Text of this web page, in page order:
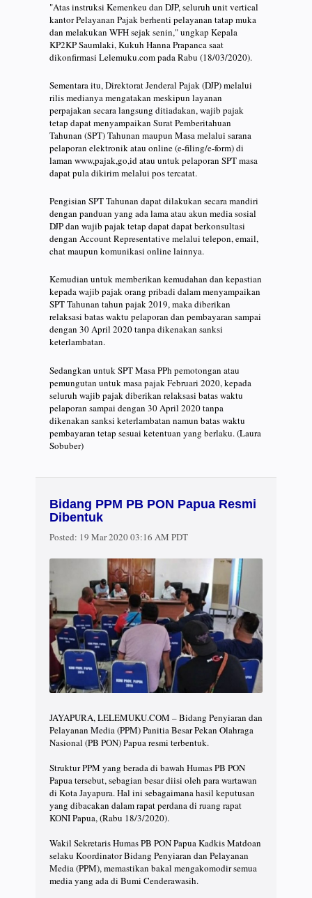
"Atas instruksi Kemenkeu dan DJP, seluruh unit vertical
kantor Pelayanan Pajak berhenti pelayanan tatap muka
dan melakukan WFH sejak senin," ungkap Kepala
KP2KP Saumlaki, Kukuh Hanna Prapanca saat
dikonfirmasi Lelemuku.com pada Rabu (18/03/2020).
Sementara itu, Direktorat Jenderal Pajak (DJP) melalui
rilis medianya mengatakan meskipun layanan
perpajakan secara langsung ditiadakan, wajib pajak
tetap dapat menyampaikan Surat Pemberitahuan
Tahunan (SPT) Tahunan maupun Masa melalui sarana
pelaporan elektronik atau online (e-filing/e-form) di
laman www,pajak,go,id atau untuk pelaporan SPT masa
dapat pula dikirim melalui pos tercatat.
Pengisian SPT Tahunan dapat dilakukan secara mandiri
dengan panduan yang ada lama atau akun media sosial
DJP dan wajib pajak tetap dapat dapat berkonsultasi
dengan Account Representative melalui telepon, email,
chat maupun komunikasi online lainnya.
Kemudian untuk memberikan kemudahan dan kepastian
kepada wajib pajak orang pribadi dalam menyampaikan
SPT Tahunan tahun pajak 2019, maka diberikan
relaksasi batas waktu pelaporan dan pembayaran sampai
dengan 30 April 2020 tanpa dikenakan sanksi
keterlambatan.
Sedangkan untuk SPT Masa PPh pemotongan atau
pemungutan untuk masa pajak Februari 2020, kepada
seluruh wajib pajak diberikan relaksasi batas waktu
pelaporan sampai dengan 30 April 2020 tanpa
dikenakan sanksi keterlambatan namun batas waktu
pembayaran tetap sesuai ketentuan yang berlaku. (Laura
Sobuber)
Bidang PPM PB PON Papua Resmi
Dibentuk⠀
Posted: 19 Mar 2020 03:16 AM PDT
JAYAPURA, LELEMUKU.COM – Bidang Penyiaran dan
Pelayanan Media (PPM) Panitia Besar Pekan Olahraga
Nasional (PB PON) Papua resmi terbentuk.⠀
Struktur PPM yang berada di bawah Humas PB PON
Papua tersebut, sebagian besar diisi oleh para wartawan
di Kota Jayapura. Hal ini sebagaimana hasil keputusan
yang dibacakan dalam rapat perdana di ruang rapat
KONI Papua, (Rabu 18/3/2020). ⠀
Wakil Sekretaris Humas PB PON Papua Kadkis Matdoan
selaku Koordinator Bidang Penyiaran dan Pelayanan
Media (PPM), memastikan bakal mengakomodir semua
media yang ada di Bumi Cenderawasih.⠀